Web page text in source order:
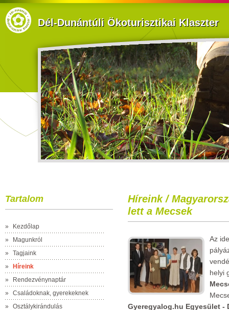
Dél-Dunántúli Ökoturisztikai Klaszter
Tartalom
»
Kezdőlap
»
Magunkról
»
Tagjaink
»
Híreink
»
Rendezvénynaptár
»
Családoknak, gyerekeknek
»
Osztálykirándulás
Híreink /
lett a Mecsek
Az
helyi
Gyeregyalog.hu Egyesület -